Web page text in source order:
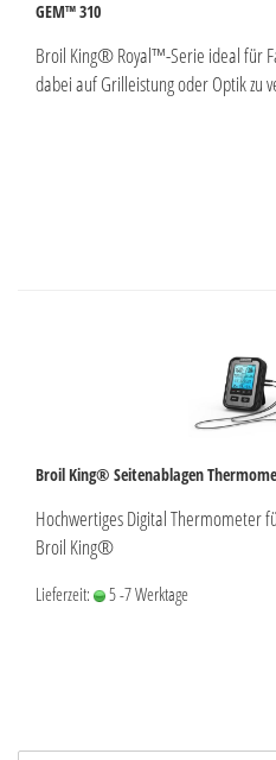
GEM™ 310
Broil King® Royal™-Serie ideal für
dabei auf Grilleistung oder Optik zu
Broil King® Seitenablagen
Hochwertiges Digital Thermometer
Broil King®
Lieferzeit: 5 -7 Werktage